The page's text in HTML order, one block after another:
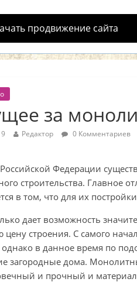
продвижение сайта
за
Редактор 0 Комментариев
Федерации
строительства. Главное
в том, что для их
дает возможность
цену строения. С самого
в данное время по
загородные дома.
и прочный и